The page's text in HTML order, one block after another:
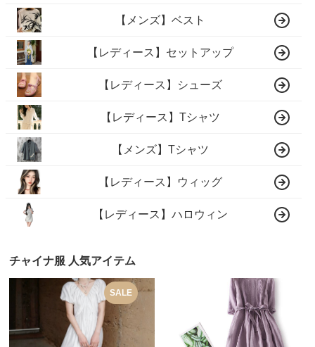
【メンズ】ベスト
【レディース】セットアップ
【レディース】シューズ
【レディース】Tシャツ
【メンズ】Tシャツ
【レディース】ウィッグ
【レディース】ハロウィン
チャイナ服 人気アイテム
SALE